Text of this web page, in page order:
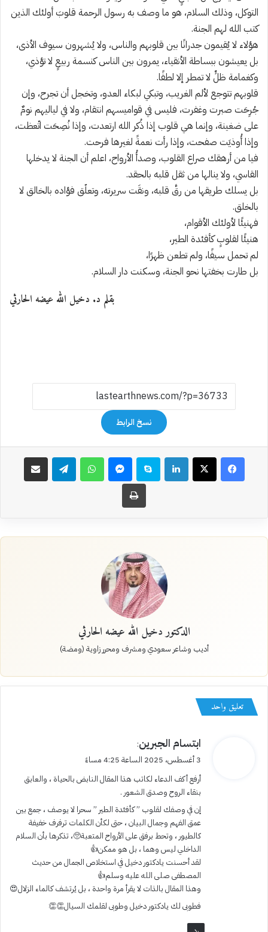
التوكل، وذلك السلام، هو ما وصف به رسول الرحمة قلوبَ أولئك الذين
كتب الله لهم الجنة.
هؤلاء لا يُقيمون جدرانًا بين قلوبهم والناس، ولا يُشهرون سيوف الأذى،
بل يعيشون ببساطة الأنقياء، يمرون بين الناس كنسمة ربيعٍ لا تؤذي،
وكغمامة ظلٍّ لا تمطر إلا لطفًا.
قلوبهم تتوجع لألم الغريب، وتبكي لبكاء العدو، وتخجل أن تجرح، وإن
جُرِحَت صبرت وغفرت، فليس في قواميسهم انتقام، ولا في لياليهم نومٌ
على ضغينة، وإنما هي قلوب إذا ذُكر الله ارتعدت، وإذا نُصِحَت اتّعظت،
وإذا أُوذيَت صفحت، وإذا رأت نعمةً لغيرها فرحت.
فيا من أرهقك صراع القلوب، وصدأُ الأرواح، اعلم أن الجنة لا يدخلها
القاسي، ولا ينالها من ثقل قلبه بالحقد.
بل يسلك طريقها من رقَّ قلبه، ونقَت سريرته، وتعلّق فؤاده بالخالق لا
بالخلق.
فهنيئًا لأولئك الأقوام،
هنيئًا لقلوبٍ كأفئدة الطير،
لم تحمل سيفًا، ولم تطعن ظهرًا،
بل طارت بخفتها نحو الجنة، وسكنت دار السلام.
بقلم د. دخيل الله عيضه الحارثي
نسخ الرابط
فيسبوك‫X لينكدإن سكايب ماسنجر واتساب تيلقرام مشاركة عبر البريد
طباعة
الدكتور دخيل الله عيضه الحارثي
أديب وشاعر سعودي ومشرف ومحرر زاوية (ومضة)
تعليق واحد
ي
ل
ابتسام الجبرين:
3 أغسطس، 2025 الساعة 4:25 مساءً
أرفع أكف الدعاء لكاتب هذا المقال النابض بالحياة ، والعابق
بنقاء الروح وصدق الشعور .
إن في وصفك لقلوب ” كأفئدة الطير ” سحرا لا يوصف ، جمع بين
عمق الفهم وجمال البيان ، حتى لكأن الكلمات ترفرف خفيفة
كالطيور ، وتحط برفق على الأرواح المتعبة🥺، تذكرها بأن السلام
الداخلي ليس وهما ، بل هو ممكن👍
لقد أحسنت يادكتور دخيل في استخلاص الجمال من حديث
المصطفى صلى الله عليه وسلم👍
وهذا المقال بالذات لا يقرأ مرة واحدة ، بل يُرتشف كالماء الزلال😍
فطوبى لك يادكتور دخيل وطوبى لقلمك السيال👏👏